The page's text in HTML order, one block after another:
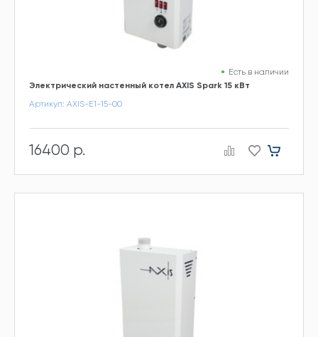
Есть в наличии
Электрический настенный котел AXIS Spark 15 кВт
Артикул: AXIS-E1-15-00
16400 р.